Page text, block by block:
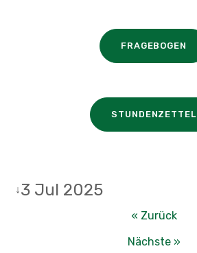
FRAGEBOGEN
STUNDENZETTEL
↓3 Jul 2025
« Zurück
Nächste »